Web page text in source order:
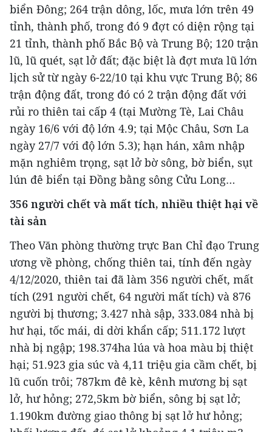
biển Đông; 264 trận dông, lốc, mưa lớn trên 49
tỉnh, thành phố, trong đó 9 đợt có diện rộng tại
21 tỉnh, thành phố Bắc Bộ và Trung Bộ; 120 trận
lũ, lũ quét, sạt lở đất; đặc biệt là đợt mưa lũ lớn
lịch sử từ ngày 6-22/10 tại khu vực Trung Bộ; 86
trận động đất, trong đó có 2 trận động đất với
rủi ro thiên tai cấp 4 (tại Mường Tè, Lai Châu
ngày 16/6 với độ lớn 4.9; tại Mộc Châu, Sơn La
ngày 27/7 với độ lớn 5.3); hạn hán, xâm nhập
mặn nghiêm trọng, sạt lở bờ sông, bờ biển, sụt
lún đê biển tại Đồng bằng sông Cửu Long…
356 người chết và mất tích, nhiều thiệt hại về
tài sản
Theo Văn phòng thường trực Ban Chỉ đạo Trung
ương về phòng, chống thiên tai, tính đến ngày
4/12/2020, thiên tai đã làm 356 người chết, mất
tích (291 người chết, 64 người mất tích) và 876
người bị thương; 3.427 nhà sập, 333.084 nhà bị
hư hại, tốc mái, di dời khẩn cấp; 511.172 lượt
nhà bị ngập; 198.374ha lúa và hoa màu bị thiệt
hại; 51.923 gia súc và 4,11 triệu gia cầm chết, bị
lũ cuốn trôi; 787km đê kè, kênh mương bị sạt
lở, hư hỏng; 272,5km bờ biển, sông bị sạt lở;
1.190km đường giao thông bị sạt lở hư hỏng;